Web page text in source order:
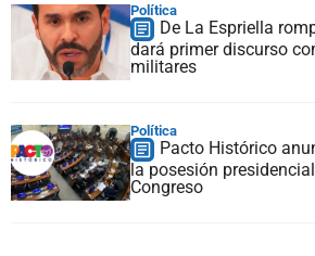
Política
De La Espriella
dará primer discurso
militares
Política
Pacto Histórico
la posesión
Congreso